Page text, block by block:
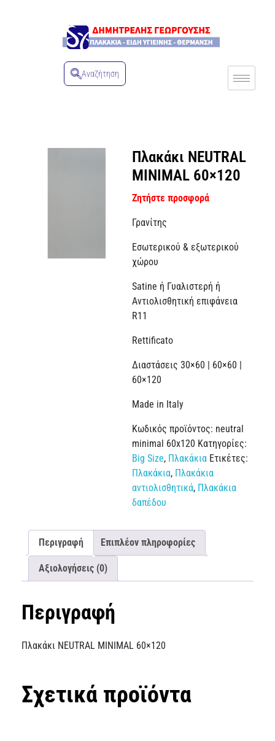
Αναζήτηση
Πλακάκι NEUTRAL
MINIMAL 60×120
Ζητήστε προσφορά
Γρανίτης
Εσωτερικού & εξωτερικού
χώρου
Satine ή Γυαλιστερή ή
Αντιολισθητική επιφάνεια
R11
Rettificato
Διαστάσεις 30×60 | 60×60 |
60×120
Made in Italy
Κωδικός προϊόντος: neutral
minimal 60x120 Κατηγορίες:
Big Size, Πλακάκια Ετικέτες:
Πλακάκια, Πλακάκια
αντιολισθητικά, Πλακάκια
δαπέδου
Περιγραφή Επιπλέον πληροφορίες
Αξιολογήσεις (0)
Περιγραφή
Πλακάκι NEUTRAL MINIMAL 60×120
Σχετικά προϊόντα